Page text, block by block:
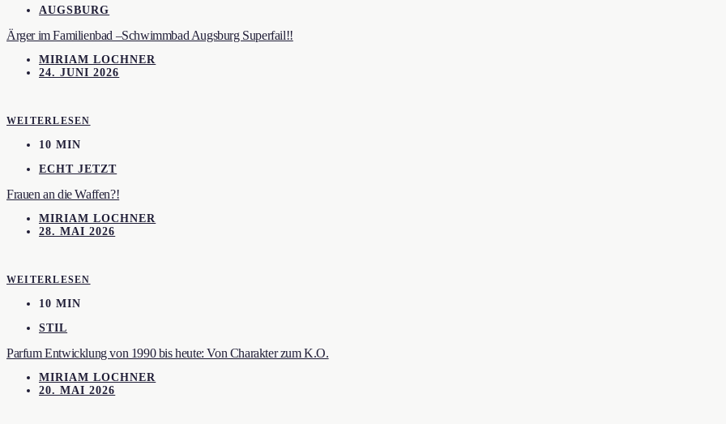
AUGSBURG
Ärger im Familienbad –Schwimmbad Augsburg Superfail!!
MIRIAM LOCHNER
24. JUNI 2026
WEITERLESEN
10 MIN
ECHT JETZT
Frauen an die Waffen?!
MIRIAM LOCHNER
28. MAI 2026
WEITERLESEN
10 MIN
STIL
Parfum Entwicklung von 1990 bis heute: Von Charakter zum K.O.
MIRIAM LOCHNER
20. MAI 2026